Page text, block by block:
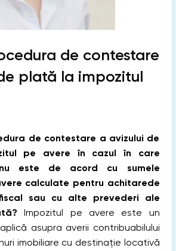
de contestare
plată la impozitul
de contestare a avizului de
pe avere în cazul în care
nu este de acord cu sumele
calculate pentru achitarede
sau cu alte prevederi ale
Impozitul pe avere este un
asupra averii contribuabilului
imobiliare cu destinație locativă